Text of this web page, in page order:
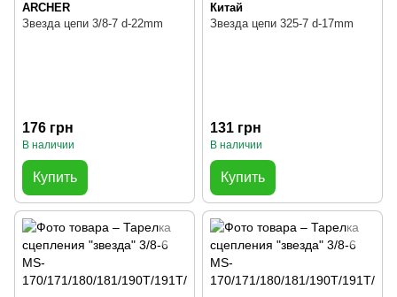
ARCHER
Звезда цепи 3/8-7 d-22mm
176 грн
В наличии
Купить
Китай
Звезда цепи 325-7 d-17mm
131 грн
В наличии
Купить